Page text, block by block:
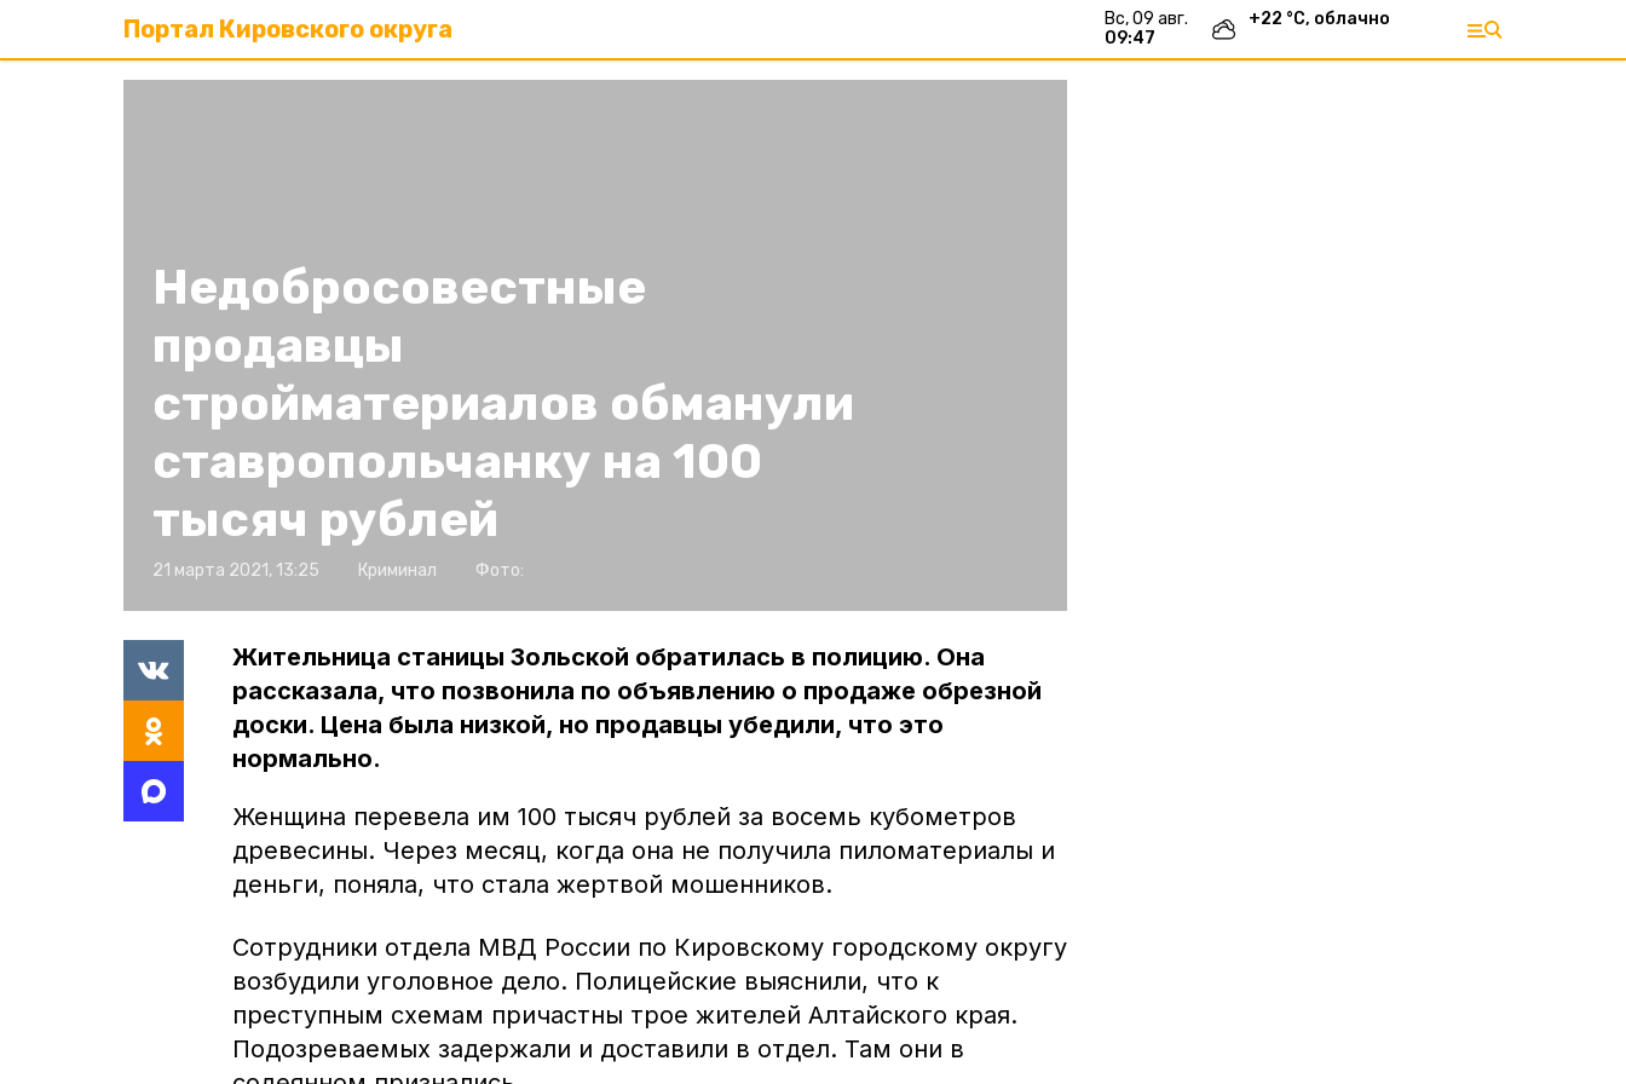
Портал Кировского округа
вс, 09 авг.
09:47
+22 °С, облачно
Недобросовестные
продавцы
стройматериалов обманули
ставропольчанку на 100
тысяч рублей
21 марта 2021, 13:25 Криминал Фото:
Жительница станицы Зольской обратилась в полицию. Она
рассказала, что позвонила по объявлению о продаже обрезной
доски. Цена была низкой, но продавцы убедили, что это
нормально.
Женщина перевела им 100 тысяч рублей за восемь кубометров
древесины. Через месяц, когда она не получила пиломатериалы и
деньги, поняла, что стала жертвой мошенников.
Сотрудники отдела МВД России по Кировскому городскому округу
возбудили уголовное дело. Полицейские выяснили, что к
преступным схемам причастны трое жителей Алтайского края.
Подозреваемых задержали и доставили в отдел. Там они в